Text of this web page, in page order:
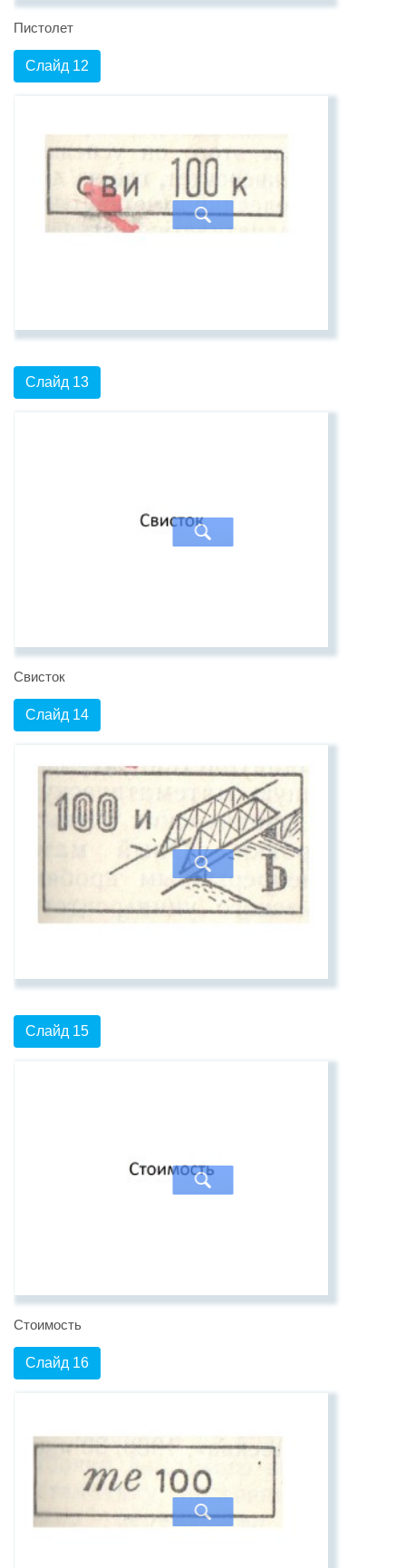
Пистолет
Слайд 12
Слайд 13
Свисток
Слайд 14
Слайд 15
Стоимость
Слайд 16